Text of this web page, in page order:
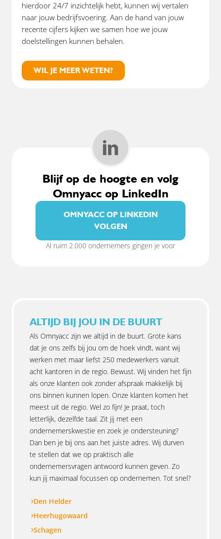
hierdoor 24/7 inzichtelijk hebt, kunnen wij vertalen
naar jouw bedrijfsvoering. Aan de hand van jouw
recente cijfers kijken we samen hoe we jouw
doelstellingen kunnen behalen.
WIL JE MEER WETEN?
Blijf op de hoogte en volg
Omnyacc op LinkedIn
OMNYACC OP LINKEDIN
VOLGEN
Al ruim 2.000 ondernemers gingen je voor
ALTIJD BIJ JOU IN DE BUURT
Als Omnyacc zijn we altijd in de buurt. Grote kans
dat je ons zelfs bij jou om de hoek vindt, want wij
werken met maar liefst 250 medewerkers vanuit
acht kantoren in de regio. Bewust. Wij vinden het fijn
als onze klanten ook zonder afspraak makkelijk bij
ons binnen kunnen lopen. Onze klanten komen het
meest uit de regio. Wel zo fijn! Je praat, toch
letterlijk, dezelfde taal. Zit jij met een
ondernemerskwestie en zoek je ondersteuning?
Dan ben je bij ons aan het juiste adres. Wij durven
te stellen dat we op praktisch alle
ondernemersvragen antwoord kunnen geven. Zo
kun jij maximaal focussen op ondernemen. Tot snel?
Den Helder
Heerhugowaard
Schagen